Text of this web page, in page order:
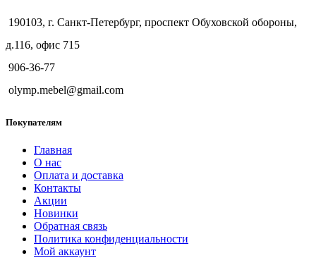
190103, г. Санкт-Петербург, проспект Обуховской обороны,
д.116, офис 715
906-36-77
olymp.mebel@gmail.com
Покупателям
Главная
О нас
Оплата и доставка
Контакты
Акции
Новинки
Обратная связь
Политика конфиденциальности
Мой аккаунт